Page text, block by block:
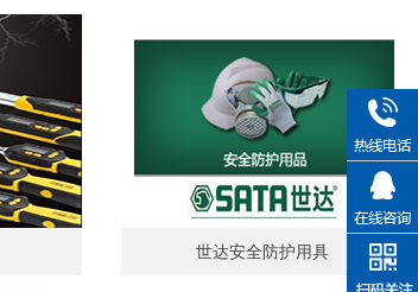
世达安全防护用具